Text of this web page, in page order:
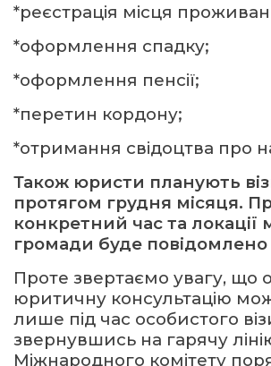
*реєстрація місця
*оформлення спадку;
*оформлення пенсії;
*перетин кордону;
*отримання свідоцтва про
Також юристи планують
протягом грудня місяця.
конкретний час та локації
громади буде повідомлено
Проте звертаємо увагу, що
юритичну консультацію
лише під час особистого
звернувшись на гарячу
Міжнародного комітету